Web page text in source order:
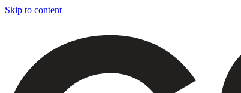
Skip to content